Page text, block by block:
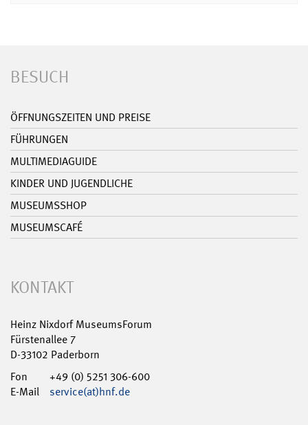
BESUCH
ÖFFNUNGSZEITEN UND PREISE
FÜHRUNGEN
MULTIMEDIAGUIDE
KINDER UND JUGENDLICHE
MUSEUMSSHOP
MUSEUMSCAFÉ
KONTAKT
Heinz Nixdorf MuseumsForum
Fürstenallee 7
D-33102 Paderborn
Fon
+49 (0) 5251 306-600
E-Mail
service(at)hnf.de